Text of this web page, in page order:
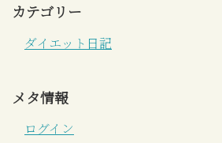
カテゴリー
ダイエット日記
メタ情報
ログイン